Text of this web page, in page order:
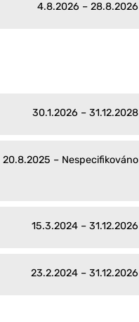
4.8.2026 – 28.8.2026
30.1.2026 – 31.12.2028
20.8.2025 – Nespecifikováno
15.3.2024 – 31.12.2026
23.2.2024 – 31.12.2026